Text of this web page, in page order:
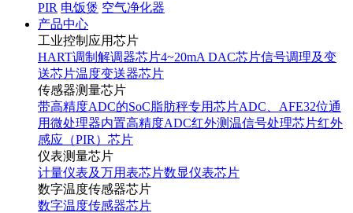
PIR 电饭煲 空气净化器
产品中心
工业控制应用芯片
HART调制解调器芯片4~20mA DAC芯片信号调理及变
送芯片温度变送器芯片
传感器测量芯片
带高精度ADC的SoC 脂肪秤专用芯片ADC、AFE32位通
用微处理器内置高精度ADC红外测温信号处理芯片红外
感应（PIR）芯片
仪表测量芯片
计量仪表及万用表芯片数显仪表芯片
数字温度传感器芯片
数字温度传感器芯片